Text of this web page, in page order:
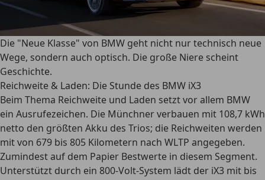
Die "Neue Klasse" von BMW geht nicht nur technisch neue
Wege, sondern auch optisch. Die große Niere scheint
Geschichte.
Reichweite & Laden: Die Stunde des BMW iX3
Beim Thema Reichweite und Laden setzt vor allem BMW
ein Ausrufezeichen. Die Münchner verbauen mit 108,7 kWh
netto den größten Akku des Trios; die Reichweiten werden
mit von 679 bis 805 Kilometern nach WLTP angegeben.
Zumindest auf dem Papier Bestwerte in diesem Segment.
Unterstützt durch ein 800-Volt-System lädt der iX3 mit bis